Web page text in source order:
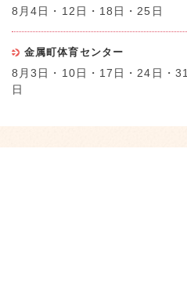
8月4日・12日・18日・25日
金属町体育センター
8月3日・10日・17日・24日・31
日